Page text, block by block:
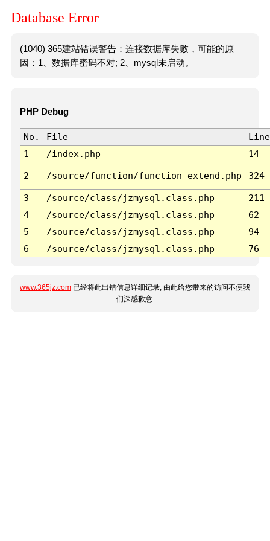
Database Error
(1040) 365建站错误警告：连接数据库失败，可能的原
因：1、数据库密码不对; 2、mysql未启动。
PHP Debug
No. File
Line
1
/index.php 14
2 /source/function/function_extend.php 324
3 /source/class/jzmysql.class.php
211
4
/source/class/jzmysql.class.php
62
5
/source/class/jzmysql.class.php
94
6
/source/class/jzmysql.class.php 76
www.365jz.com 已经将此出错信息详细记录, 由此给您带来的访问不便我
们深感歉意.